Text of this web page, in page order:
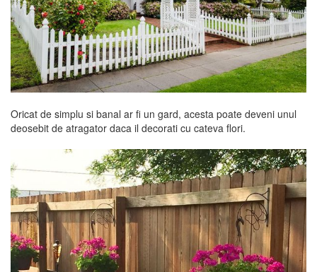
Oricat de simplu si banal ar fi un gard, acesta poate deveni unul
deosebit de atragator daca il decorati cu cateva flori.